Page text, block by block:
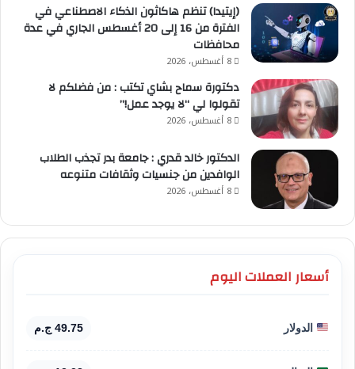
(إيتيدا) تنظم هاكاثون الذكاء الاصطناعي في
الفترة من 16 إلى 20 أغسطس الجاري في عدة
محافظات
8 أغسطس، 2026
دكتورة سماح بشاي تكتب : من فضلكم لا
تقولوا لي “لا يوجد عمل!”
8 أغسطس، 2026
الدكتور خالد قدري : جامعة بدر تجذب الطلاب
الوافدين من جنسيات وثقافات متنوعه
8 أغسطس، 2026
أسعار العملات اليوم
الدولار 49.75 ج.م